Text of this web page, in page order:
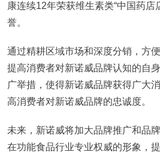
康连续12年荣获维生素类“中国药店
誉。
通过精耕区域市场和深度分销，方
提高消费者对新诺威品牌认知的自
广举措，使得新诺威品牌获得广大
高消费者对新诺威品牌的忠诚度。
未来，新诺威将加大品牌推广和品
在功能食品行业专业权威的形象，